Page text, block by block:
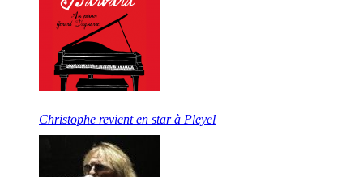
Christophe revient en star à Pleyel